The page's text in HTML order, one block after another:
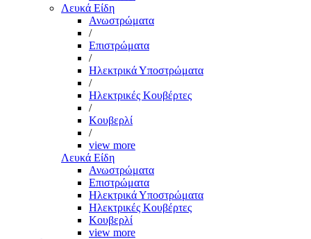
Λευκά Είδη
Ανωστρώματα
/
Επιστρώματα
/
Ηλεκτρικά Υποστρώματα
/
Ηλεκτρικές Κουβέρτες
/
Κουβερλί
/
view more
Λευκά Είδη
Ανωστρώματα
Επιστρώματα
Ηλεκτρικά Υποστρώματα
Ηλεκτρικές Κουβέρτες
Κουβερλί
view more